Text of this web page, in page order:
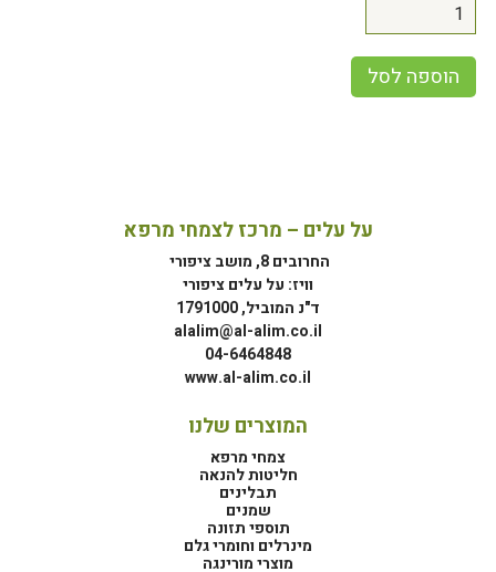
הוספה לסל
על עלים – מרכז לצמחי מרפא
החרובים 8, מושב ציפורי
וויז: על עלים ציפורי
ד"נ המוביל, 1791000
alalim@al-alim.co.il
04-6464848
www.al-alim.co.il
המוצרים שלנו
צמחי מרפא
חליטות להנאה
תבלינים
שמנים
תוספי תזונה
מינרלים וחומרי גלם
מוצרי מורינגה